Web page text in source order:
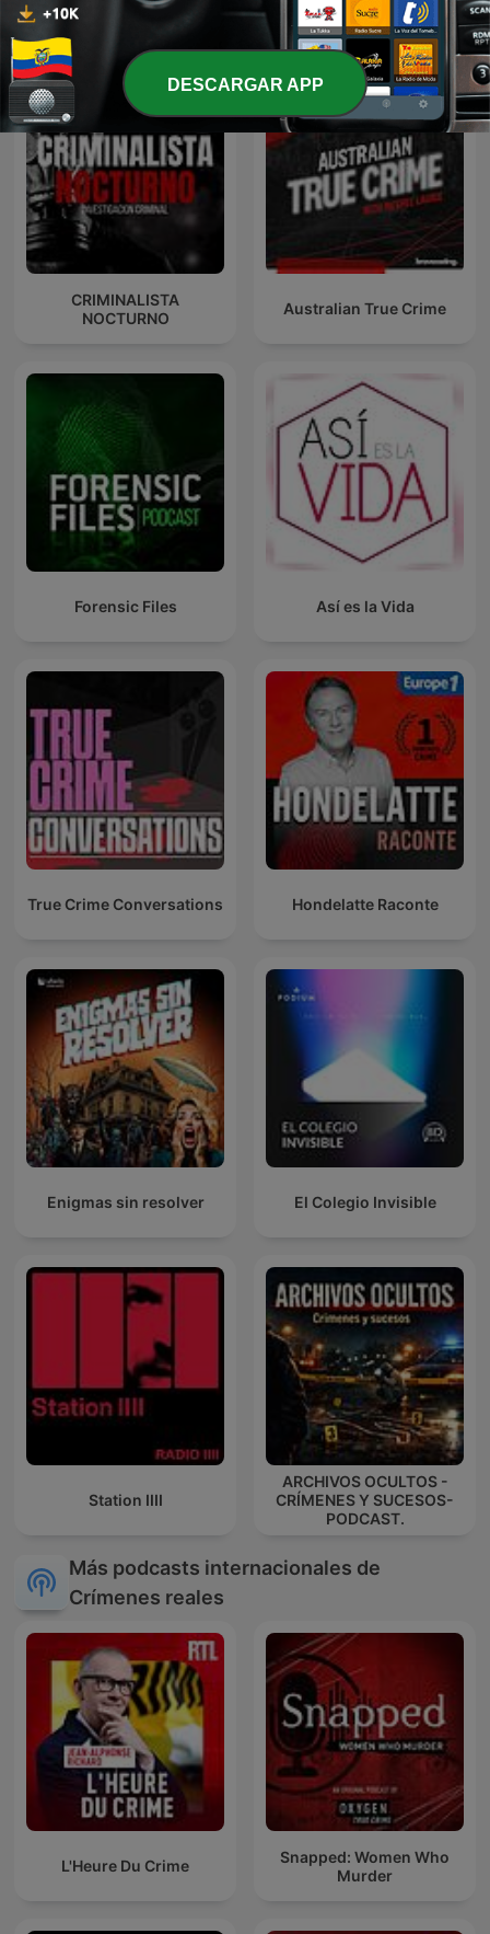
Conspiraciones Frecuencia Paranormal
CRIMINALISTA
NOCTURNO
Australian True Crime
Forensic Files Así es la Vida
True Crime Conversations Hondelatte Raconte
Enigmas sin resolver El Colegio Invisible
Station IIII
ARCHIVOS OCULTOS -
CRÍMENES Y SUCESOS-
PODCAST.
Más podcasts internacionales de
Crímenes reales
L'Heure Du Crime
Snapped: Women Who
Murder
DESCARGAR APP